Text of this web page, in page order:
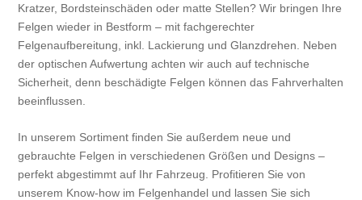
Kratzer, Bordsteinschäden oder matte Stellen? Wir bringen Ihre
Felgen wieder in Bestform – mit fachgerechter
Felgenaufbereitung, inkl. Lackierung und Glanzdrehen. Neben
der optischen Aufwertung achten wir auch auf technische
Sicherheit, denn beschädigte Felgen können das Fahrverhalten
beeinflussen.
In unserem Sortiment finden Sie außerdem neue und
gebrauchte Felgen in verschiedenen Größen und Designs –
perfekt abgestimmt auf Ihr Fahrzeug. Profitieren Sie von
unserem Know-how im Felgenhandel und lassen Sie sich